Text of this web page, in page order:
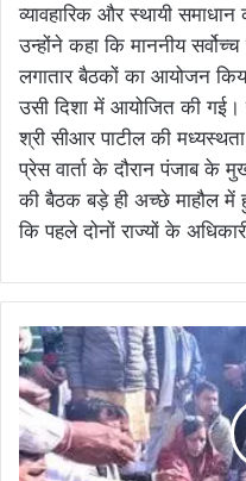
व्यावहारिक और स्थायी
उन्होंने कहा कि माननीय
लगातार बैठकों का आयोजन
उसी दिशा में आयोजित की
श्री सीआर पाटील की
प्रेस वार्ता के दौरान पंजाब के
की बैठक बड़े ही अच्छे माहौल में
कि पहले दोनों राज्यों के